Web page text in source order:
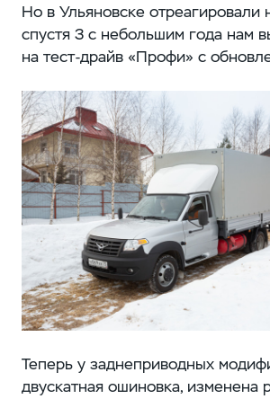
Но в Ульяновске отреагировали
спустя 3 с небольшим года нам
на тест-драйв «Профи» с
Теперь у заднеприводных
двускатная ошиновка, изменена